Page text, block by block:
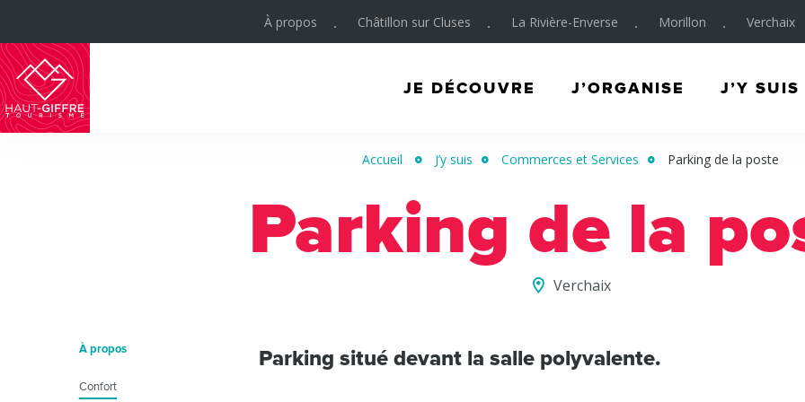
À propos Châtillon sur Cluses La Rivière-Enverse Morillon Verchaix
Haut-
Giffre
JE DÉCOUVRE J’ORGANISE J’Y SUIS
Accueil J’y suis Commerces et Services Parking de la poste
Parking de la
Verchaix
À propos
Confort
Parking situé devant la salle polyvalente.